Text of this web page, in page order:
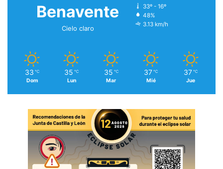
Benavente
Cielo claro
33º - 16º
48%
3.13 km/h
33 ℃
Dom
35 ℃
Lun
35 ℃
Mar
37 ℃
Mié
37 ℃
Jue